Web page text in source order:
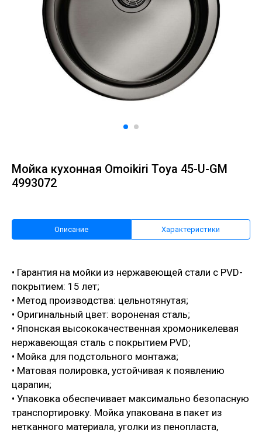
Мойка кухонная Omoikiri Toya 45-U-GM
4993072
Описание Характеристики
• Гарантия на мойки из нержавеющей стали с PVD-
покрытием: 15 лет;
• Метод производства: цельнотянутая;
• Оригинальный цвет: вороненая сталь;
• Японская высококачественная хромоникелевая
нержавеющая сталь с покрытием PVD;
• Мойка для подстольного монтажа;
• Матовая полировка, устойчивая к появлению
царапин;
• Упаковка обеспечивает максимально безопасную
транспортировку. Мойка упакована в пакет из
нетканного материала, уголки из пенопласта,